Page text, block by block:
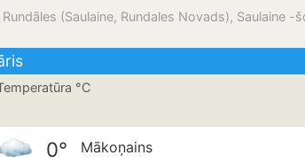
(Saulaine, Rundales Novads), Saulaine -
°C
0° Mākoņains